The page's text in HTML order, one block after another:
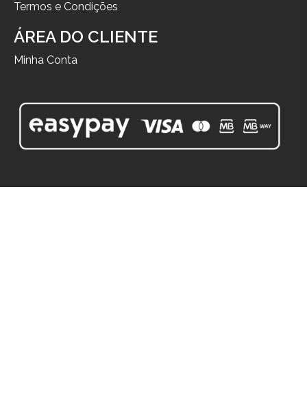
Termos e Condições
ÁREA DO CLIENTE
Minha Conta